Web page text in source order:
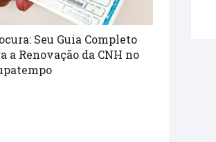
Seu Guia Completo
a Renovação da CNH no